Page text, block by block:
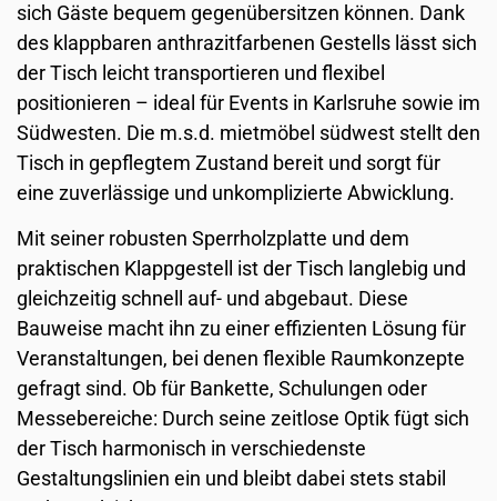
sich Gäste bequem gegenübersitzen können. Dank
des klappbaren anthrazitfarbenen Gestells lässt sich
der Tisch leicht transportieren und flexibel
positionieren – ideal für Events in Karlsruhe sowie im
Südwesten. Die m.s.d. mietmöbel südwest stellt den
Tisch in gepflegtem Zustand bereit und sorgt für
eine zuverlässige und unkomplizierte Abwicklung.
Mit seiner robusten Sperrholzplatte und dem
praktischen Klappgestell ist der Tisch langlebig und
gleichzeitig schnell auf- und abgebaut. Diese
Bauweise macht ihn zu einer effizienten Lösung für
Veranstaltungen, bei denen flexible Raumkonzepte
gefragt sind. Ob für Bankette, Schulungen oder
Messebereiche: Durch seine zeitlose Optik fügt sich
der Tisch harmonisch in verschiedenste
Gestaltungslinien ein und bleibt dabei stets stabil